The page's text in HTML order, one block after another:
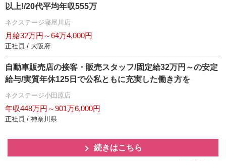
以上!/20代平均年収555万
ネクステージ寝屋川店
月給32万円～64万4,000円
正社員 / 大阪府
自動車販売店の接客・販売スタッフ/固定給32万円～の安定
給与/実質年休125日で公私ともに充実した働き方を
ネクステージ小田原店
年収448万円～901万6,000円
正社員 / 神奈川県
続きはこちら